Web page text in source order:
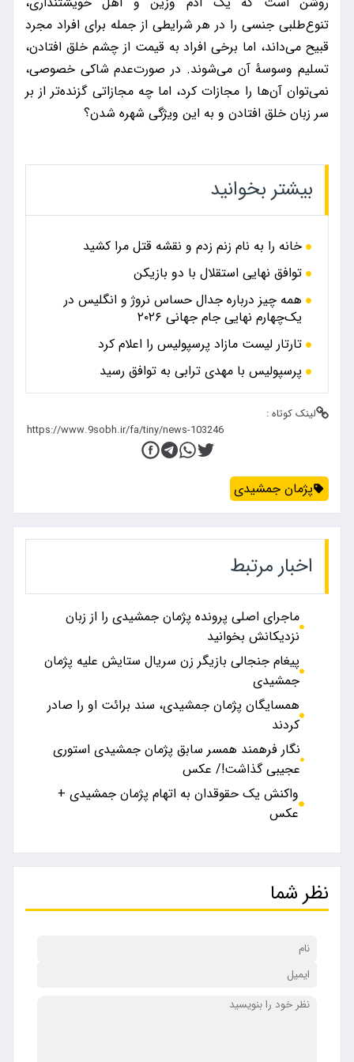
تنوع‌طلبی جنسی را در هر شرایطی از جمله برای افراد مجرد
قبیح می‌داند، اما برخی افراد به قیمت از چشم خلق افتادن،
تسلیم وسوسۀ آن می‌شوند. در صورت‌عدم شاکی خصوصی،
نمی‌توان آن‌ها را مجازات کرد، اما چه مجازاتی گزنده‌تر از بر
سر زبان خلق افتادن و به این ویژگی شهره شدن؟
بیشتر بخوانید
خانه را به نام زنم زدم و نقشه قتل مرا کشید
توافق نهایی استقلال با دو بازیکن
همه چیز درباره جدال حساس نروژ و انگلیس در
یک‌چهارم نهایی جام جهانی ۲۰۲۶
تارتار لیست مازاد پرسپولیس را اعلام کرد
پرسپولیس با مهدی ترابی به توافق رسید
لینک کوتاه :
پژمان جمشیدی
اخبار مرتبط
ماجرای اصلی پرونده پژمان جمشیدی را از زبان
نزدیکانش بخوانید
پیغام جنجالی بازیگر زن سریال ستایش علیه پژمان
جمشیدی
همسایگان پژمان جمشیدی، سند برائت او را صادر
کردند
نگار فرهمند همسر سابق پژمان جمشیدی استوری
عجیبی گذاشت!/ عکس
واکنش یک حقوقدان به اتهام پژمان جمشیدی +
عکس
نظر شما